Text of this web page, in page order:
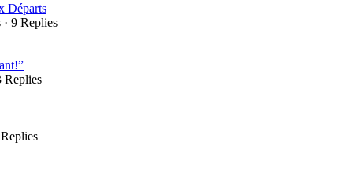
Départs
· 9 Replies
Replies